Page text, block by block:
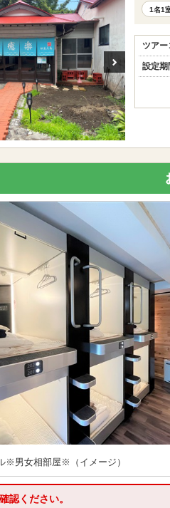
1名1
ツアー
設定期
※男女相部屋※（イメージ）
認ください。